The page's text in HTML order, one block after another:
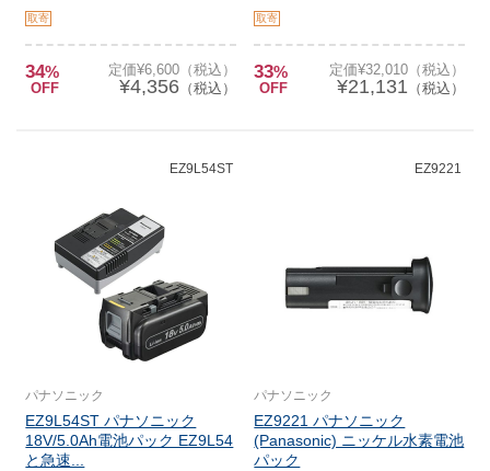
取寄
34%
OFF
定価¥6,600（税込）
¥4,356（税込）
取寄
33%
OFF
定価¥32,010（税込）
¥21,131 （税込）
EZ9L54ST
パナソニック
EZ9L54ST パナソニック
18V/5.0Ah電池パック EZ9L54
と急速...
EZ9221
パナソニック
EZ9221 パナソニック
(Panasonic) ニッケル水素電池
パック